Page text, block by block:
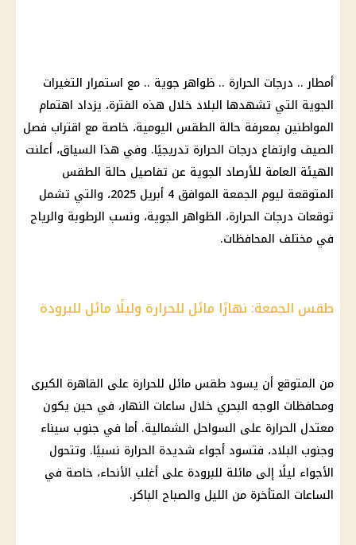
أمطار .. درجات الحرارة .. ظواهر جوية .. مع استمرار التغيرات
الجوية التي تشهدها البلاد خلال هذه الفترة، يزداد اهتمام
المواطنين بمعرفة حالة الطقس اليومية، خاصة مع اقتراب فصل
الصيف وارتفاع درجات الحرارة تدريجيًا. وفي هذا السياق، أعلنت
الهيئة العامة للأرصاد الجوية عن تفاصيل حالة الطقس
المتوقعة ليوم الجمعة الموافق 4 أبريل 2025، والتي تشمل
توقعات درجات الحرارة، الظواهر الجوية، ونسب الرطوبة والرياح
في مختلف المحافظات.
طقس الجمعة: نهارًا مائل للحرارة وليلًا مائل للبرودة
من المتوقع أن يسود طقس مائل للحرارة على القاهرة الكبرى
ومحافظات الوجه البحري خلال ساعات النهار، في حين يكون
معتدل الحرارة على السواحل الشمالية. أما في جنوب سيناء
وجنوب البلاد، فتسود أجواء شديدة الحرارة نسبيًا. وتتحول
الأجواء ليلًا إلى مائلة للبرودة على أغلب الأنحاء، خاصة في
الساعات المتأخرة من الليل والصباح الباكر.